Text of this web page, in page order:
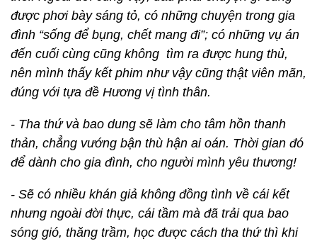
được phơi bày sáng tỏ, có những chuyện trong gia
đình “sống để bụng, chết mang đi”; có những vụ án
đến cuối cùng cũng không tìm ra được hung thủ,
nên mình thấy kết phim như vậy cũng thật viên mãn,
đúng với tựa đề Hương vị tình thân.
- Tha thứ và bao dung sẽ làm cho tâm hồn thanh
thản, chẳng vướng bận thù hận ai oán. Thời gian đó
để dành cho gia đình, cho người mình yêu thương!
- Sẽ có nhiều khán giả không đồng tình về cái kết
nhưng ngoài đời thực, cái tầm mà đã trải qua bao
sóng gió, thăng trầm, học được cách tha thứ thì khi